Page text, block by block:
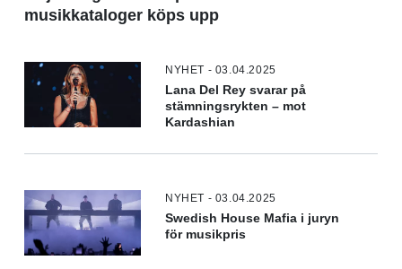
musikkataloger köps upp
NYHET - 03.04.2025
Lana Del Rey svarar på
stämningsrykten – mot
Kardashian
NYHET - 03.04.2025
Swedish House Mafia i juryn
för musikpris